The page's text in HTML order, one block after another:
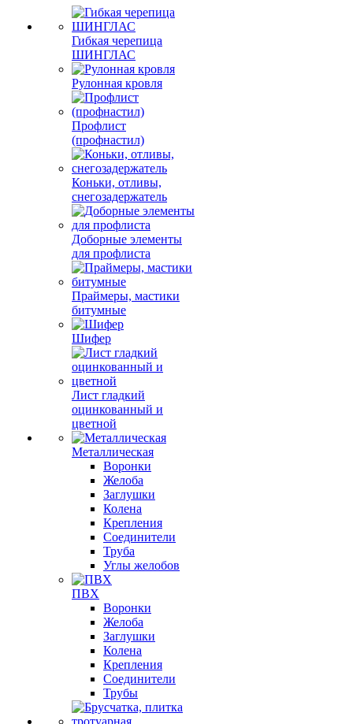
Гибкая черепица
ШИНГЛАС
Рулонная кровля
Профлист
(профнастил)
Коньки, отливы,
снегозадержатель
Доборные элементы
для профлиста
Праймеры, мастики
битумные
Шифер
Лист гладкий
оцинкованный и
цветной
Металлическая
Воронки
Желоба
Заглушки
Колена
Крепления
Соединители
Труба
Углы желобов
ПВХ
Воронки
Желоба
Заглушки
Колена
Крепления
Соединители
Трубы